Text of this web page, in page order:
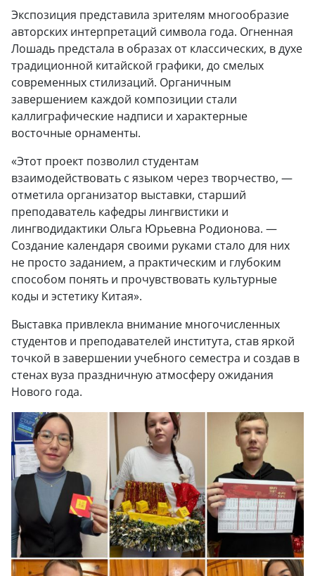
Экспозиция представила зрителям многообразие
авторских интерпретаций символа года. Огненная
Лошадь предстала в образах от классических, в духе
традиционной китайской графики, до смелых
современных стилизаций. Органичным
завершением каждой композиции стали
каллиграфические надписи и характерные
восточные орнаменты.
«Этот проект позволил студентам
взаимодействовать с языком через творчество, —
отметила организатор выставки, старший
преподаватель кафедры лингвистики и
лингводидактики Ольга Юрьевна Родионова. —
Создание календаря своими руками стало для них
не просто заданием, а практическим и глубоким
способом понять и прочувствовать культурные
коды и эстетику Китая».
Выставка привлекла внимание многочисленных
студентов и преподавателей института, став яркой
точкой в завершении учебного семестра и создав в
стенах вуза праздничную атмосферу ожидания
Нового года.